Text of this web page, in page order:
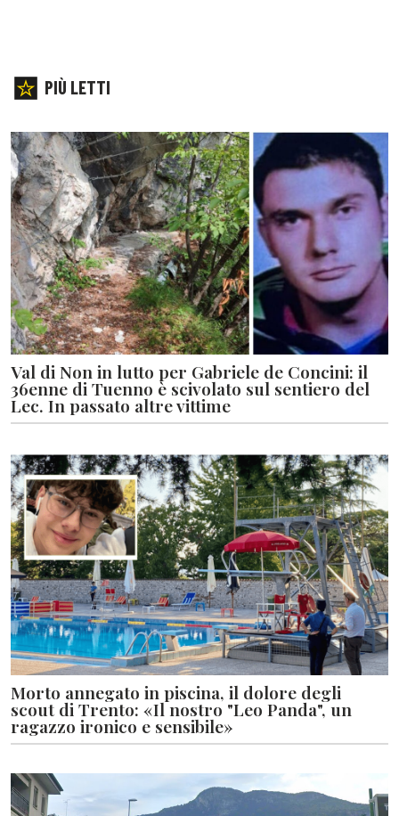
PIÙ LETTI
Val di Non in lutto per Gabriele de Concini: il
36enne di Tuenno è scivolato sul sentiero del
Lec. In passato altre vittime
Morto annegato in piscina, il dolore degli
scout di Trento: «Il nostro "Leo Panda", un
ragazzo ironico e sensibile»